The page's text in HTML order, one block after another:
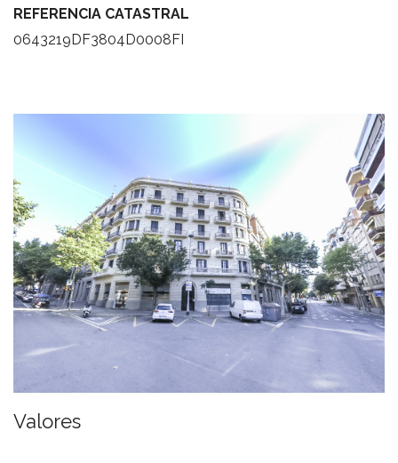
REFERENCIA CATASTRAL
0643219DF3804D0008FI
Valores